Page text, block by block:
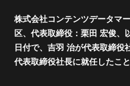
株式会社コンテンツデータマ
区、代表取締役：栗田 宏俊、
日付で、吉羽 治が代表取締役
代表取締役社長に就任したこ